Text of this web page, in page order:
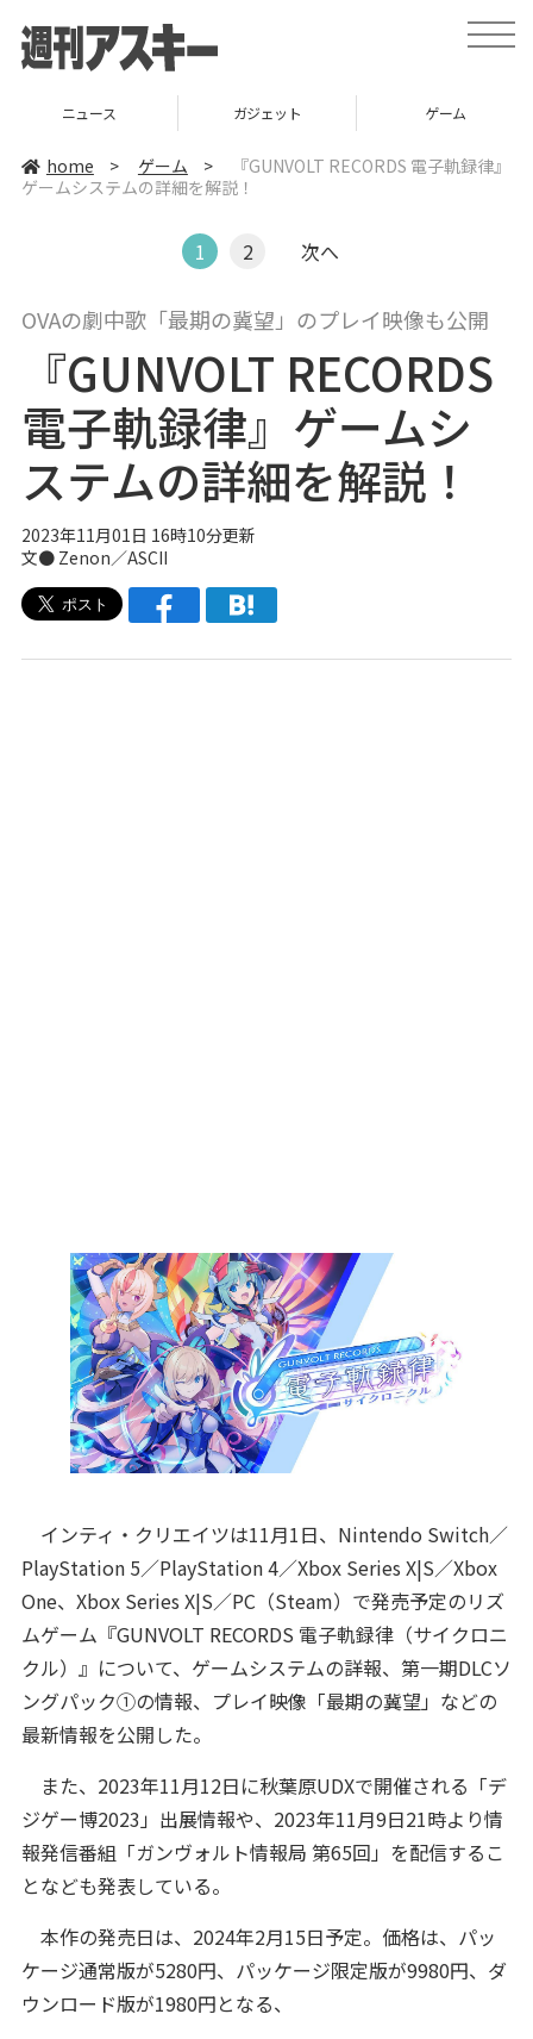
t
o
v
ニュース ガジェット ゲーム
home > ゲーム >
『GUNVOLT RECORDS 電子軌録律』
ゲームシステムの詳細を解説！
1 2 次へ
OVAの劇中歌「最期の冀望」のプレイ映像も公開
『GUNVOLT RECORDS
電子軌録律』ゲームシ
ステムの詳細を解説！
2023年11月01日 16時10分更新
文● Zenon／ASCII
インティ・クリエイツは11月1日、Nintendo Switch／
PlayStation 5／PlayStation 4／Xbox Series X|S／Xbox
One、Xbox Series X|S／PC（Steam）で発売予定のリズ
ムゲーム『GUNVOLT RECORDS 電子軌録律（サイクロニ
クル）』について、ゲームシステムの詳報、第一期DLCソ
ングパック①の情報、プレイ映像「最期の冀望」などの
最新情報を公開した。
また、2023年11月12日に秋葉原UDXで開催される「デ
ジゲー博2023」出展情報や、2023年11月9日21時より情
報発信番組「ガンヴォルト情報局 第65回」を配信するこ
となども発表している。
本作の発売日は、2024年2月15日予定。価格は、パッ
ケージ通常版が5280円、パッケージ限定版が9980円、ダ
ウンロード版が1980円となる、